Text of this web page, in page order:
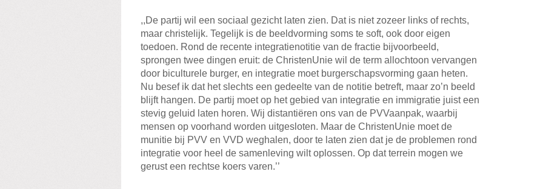
,,De partij wil een sociaal gezicht laten zien. Dat is niet zozeer links of rechts,
maar christelijk. Tegelijk is de beeldvorming soms te soft, ook door eigen
toedoen. Rond de recente integratienotitie van de fractie bijvoorbeeld,
sprongen twee dingen eruit: de ChristenUnie wil de term allochtoon vervangen
door biculturele burger, en integratie moet burgerschapsvorming gaan heten.
Nu besef ik dat het slechts een gedeelte van de notitie betreft, maar zo’n beeld
blijft hangen. De partij moet op het gebied van integratie en immigratie juist een
stevig geluid laten horen. Wij distantiëren ons van de PVVaanpak, waarbij
mensen op voorhand worden uitgesloten. Maar de ChristenUnie moet de
munitie bij PVV en VVD weghalen, door te laten zien dat je de problemen rond
integratie voor heel de samenleving wilt oplossen. Op dat terrein mogen we
gerust een rechtse koers varen.’’